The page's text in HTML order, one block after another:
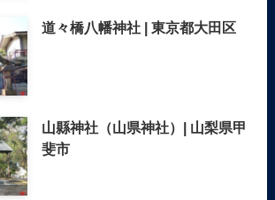
道々橋八幡神社 | 東京都大田区
山縣神社（山県神社）| 山梨県甲
斐市